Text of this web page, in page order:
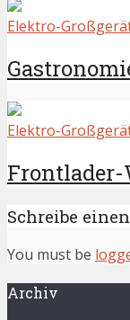
Elektro-
Elektro-
Schreibe
You must be
Archiv